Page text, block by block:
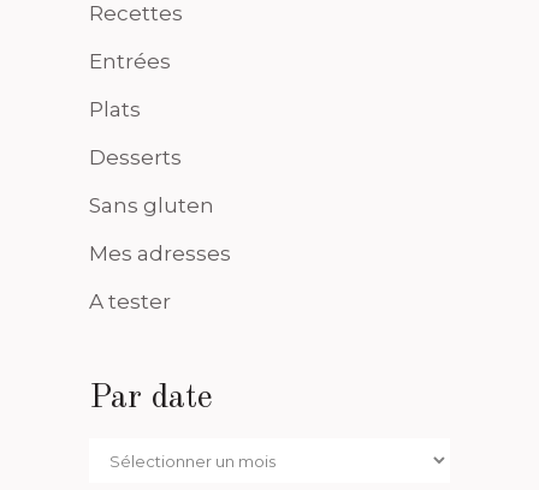
Recettes
Entrées
Plats
Desserts
Sans gluten
Mes adresses
A tester
Par date
Par